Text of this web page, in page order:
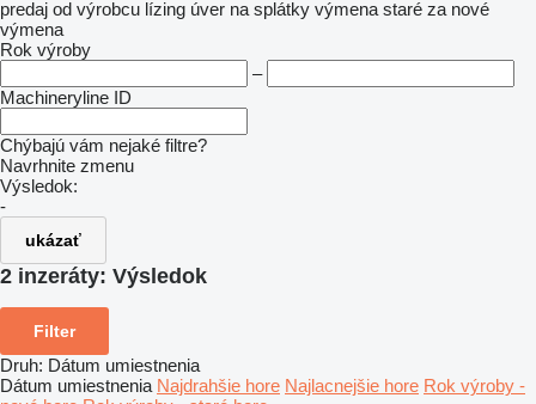
predaj od výrobcu lízing úver na splátky výmena staré za nové
výmena
Rok výroby
–
Machineryline ID
Chýbajú vám nejaké filtre?
Navrhnite zmenu
Výsledok:
-
ukázať
2 inzeráty: Výsledok
Filter
Druh: Dátum umiestnenia
Dátum umiestnenia Najdrahšie hore Najlacnejšie hore Rok výroby -